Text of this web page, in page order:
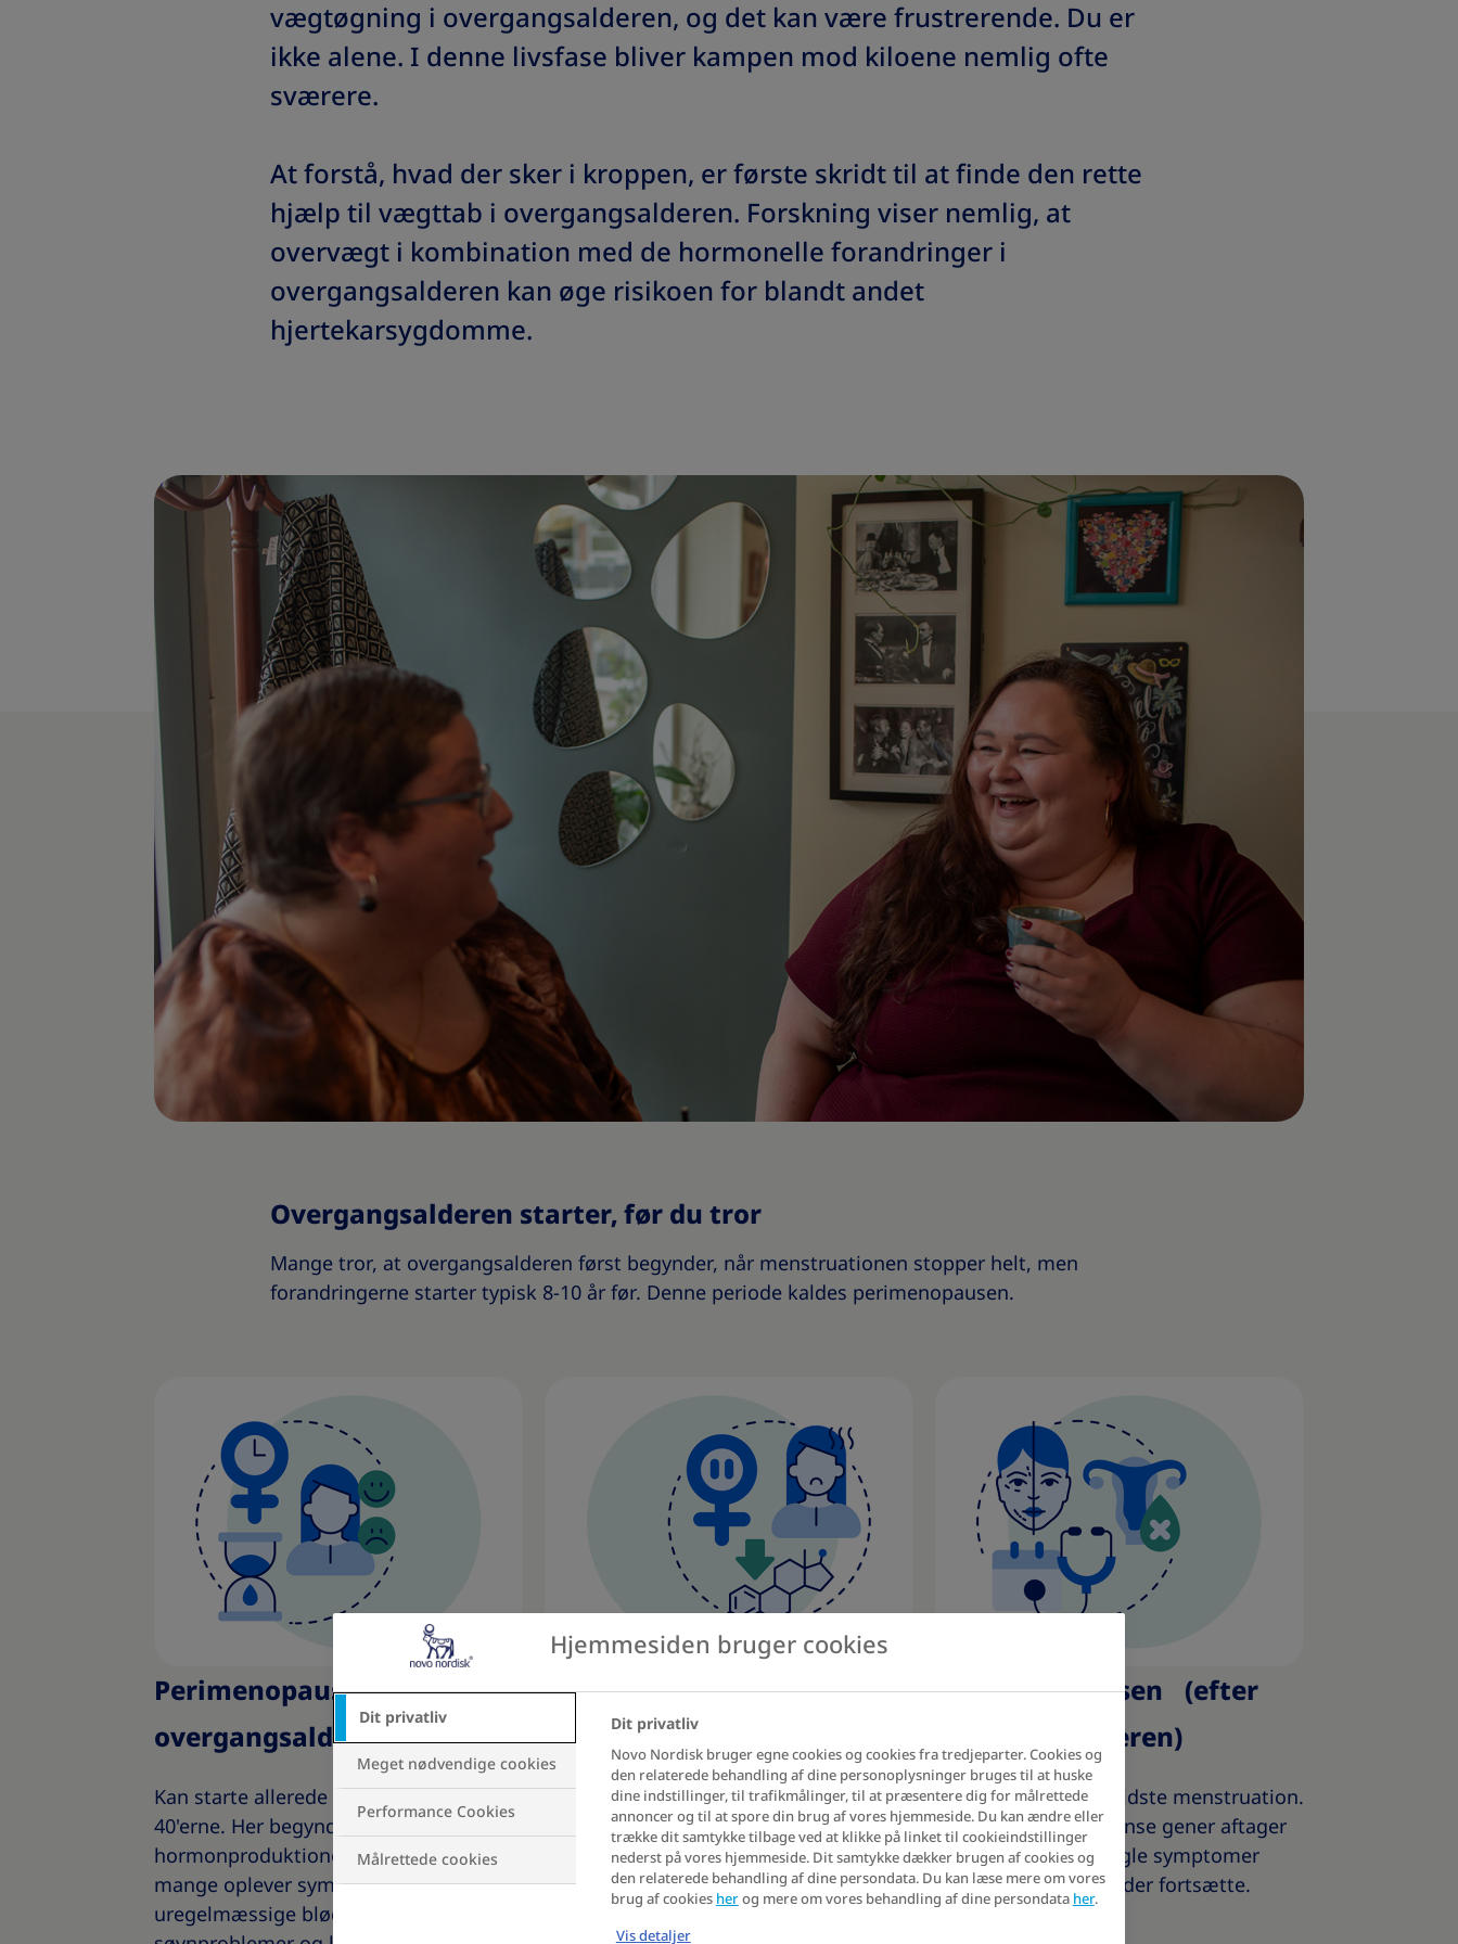
vægtøgning i overgangsalderen, og det kan være frustrerende. Du er
ikke alene. I denne livsfase bliver kampen mod kiloene nemlig ofte
sværere.
At forstå, hvad der sker i kroppen, er første skridt til at finde den rette
hjælp til vægttab i overgangsalderen. Forskning viser nemlig, at
overvægt i kombination med de hormonelle forandringer i
overgangsalderen kan øge risikoen for blandt andet
hjertekarsygdomme.
Overgangsalderen starter, før du tror
Mange tror, at overgangsalderen først begynder, når menstruationen stopper helt, men
forandringerne starter typisk 8-10 år før. Denne periode kaldes perimenopausen.
Perimenopausen (før
overgangsalderen)
Kan starte allerede i begyndelsen af
40'erne. Her begynder
hormonproduktionen at svinge, og
mange oplever symptomer som
uregelmæssige blødninger, træthed,
Menopausen
Dette er tidspunktet for den sidste
menstruation (typisk omkring
51‑årsalderen i Danmark). Hedeture og
søvnproblemer kan for mange tage til i
denne fase.
Postmenopausen (efter
overgangsalderen)
Perioden efter den sidste menstruation.
Selvom de mest intense gener aftager
for de fleste, kan nogle symptomer
som fx tørre slimhinder fortsætte.
Hjemmesiden bruger cookies
Dit privatliv
Meget nødvendige cookies
Performance Cookies
Målrettede cookies
Dit privatliv
Novo Nordisk bruger egne cookies og cookies fra tredjeparter. Cookies og
den relaterede behandling af dine personoplysninger bruges til at huske
dine indstillinger, til trafikmålinger, til at præsentere dig for målrettede
annoncer og til at spore din brug af vores hjemmeside. Du kan ændre eller
trække dit samtykke tilbage ved at klikke på linket til cookieindstillinger
nederst på vores hjemmeside. Dit samtykke dækker brugen af cookies og
den relaterede behandling af dine persondata. Du kan læse mere om vores
brug af cookies herog mere om vores behandling af dine persondata her.
Vis detaljer